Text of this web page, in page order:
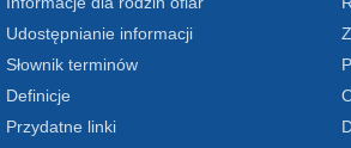
Udostępnianie informacji
Słownik terminów
Definicje
Przydatne linki